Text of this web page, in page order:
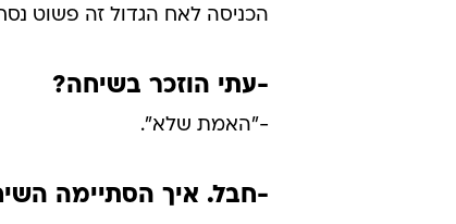
הכניסה לאח הגדול זה פשוט
-עתי הוזכר בשיחה?
-"האמת שלא".
-חבל. איך הסתיימה